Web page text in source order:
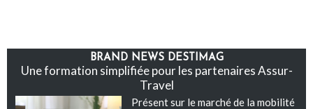
BRAND NEWS DESTIMAG
Une formation simplifiée pour les partenaires Assur-
Travel
Présent sur le marché de la mobilité